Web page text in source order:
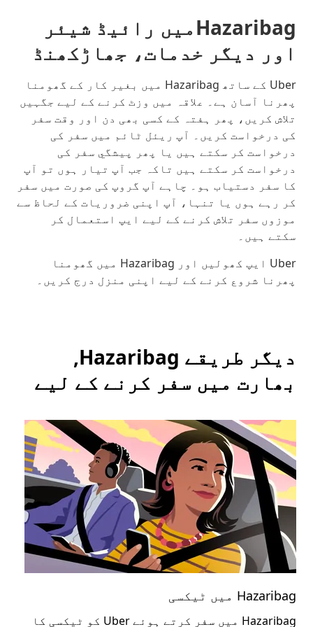
Hazaribagمیں رائیڈ شیئر
اور دیگر خدمات، جھاڑکھنڈ
Uber کے ساتھ Hazaribag میں بغیر کار کے گھومنا
پھرنا آسان ہے۔ علاقہ میں وزٹ کرنے کے لیے جگہیں
تلاش کریں، پھر ہفتہ کے کسی بھی دن اور وقت سفر
کی درخواست کریں۔ آپ ریئل ٹائم میں سفر کی
درخواست کر سکتے ہیں یا پھر پیشگي سفر کی
درخواست کر سکتے ہیں تاکہ جب آپ تیار ہوں تو آپ
کا سفر دستیاب ہو۔ چاہے آپ گروپ کی صورت میں سفر
کر رہے ہوں یا تنہا، آپ اپنی ضروریات کے لحاظ سے
موزوں سفر تلاش کرنے کے لیے ایپ استعمال کر
سکتے ہیں۔
Uber ایپ کھولیں اور Hazaribag میں گھومنا
پھرنا شروع کرنے کے لیے اپنی منزل درج کریں۔
دیگر طریقے Hazaribag,
بھارت میں سفر کرنے کے لیے
Hazaribag میں ٹیکسی
Hazaribag میں سفر کرتے ہوئے Uber کو ٹیکسی کا